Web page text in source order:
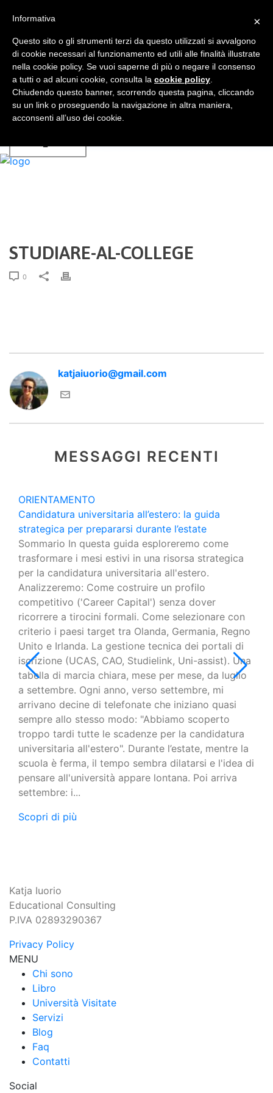
Chi sono
Libro
Università Visitate
Servizi
Blog
Faq
Contatti
STUDIARE-AL-COLLEGE
0
katjaiuorio@gmail.com
MESSAGGI RECENTI
ORIENTAMENTO
Candidatura universitaria all’estero: la guida
strategica per prepararsi durante l’estate
Sommario In questa guida esploreremo come
trasformare i mesi estivi in una risorsa strategica
per la candidatura universitaria all'estero.
Analizzeremo: Come costruire un profilo
competitivo ('Career Capital') senza dover
ricorrere a tirocini formali. Come selezionare con
criterio i paesi target tra Olanda, Germania, Regno
Unito e Irlanda. La gestione tecnica dei portali di
iscrizione (UCAS, CAO, Studielink, Uni-assist). Una
tabella di marcia chiara, mese per mese, da luglio
a settembre. Ogni anno, verso settembre, mi
arrivano decine di telefonate che iniziano quasi
sempre allo stesso modo: "Abbiamo scoperto
troppo tardi tutte le scadenze per la candidatura
universitaria all'estero". Durante l’estate, mentre la
scuola è ferma, il tempo sembra dilatarsi e l'idea di
pensare all'università appare lontana. Poi arriva
settembre: i...
Scopri di più
Katja Iuorio
Educational Consulting
P.IVA 02893290367
Privacy Policy
MENU
Chi sono
Libro
Università Visitate
Servizi
Blog
Faq
Contatti
Social
×
Informativa
Questo sito o gli strumenti terzi da questo utilizzati si avvalgono
di cookie necessari al funzionamento ed utili alle finalità illustrate
nella cookie policy. Se vuoi saperne di più o negare il consenso
a tutti o ad alcuni cookie, consulta la cookie policy
Chiudendo questo banner, scorrendo questa pagina, cliccando
su un link o proseguendo la navigazione in altra maniera,
acconsenti all’uso dei cookie.